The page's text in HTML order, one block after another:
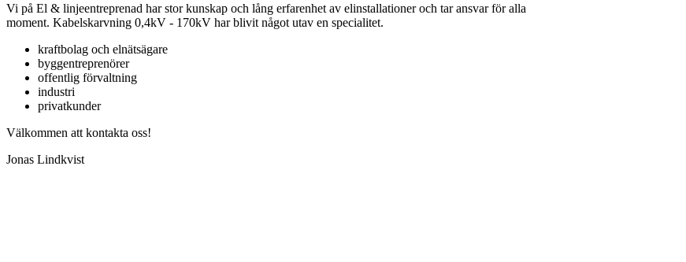
Vi på El & linjeentreprenad har stor kunskap och lång erfarenhet av elinstallationer och tar ansvar för alla
moment. Kabelskarvning 0,4kV - 170kV har blivit något utav en specialitet.
kraftbolag och elnätsägare
byggentreprenörer
offentlig förvaltning
industri
privatkunder
Välkommen att kontakta oss!
Jonas Lindkvist